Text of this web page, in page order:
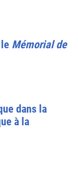
Mémorial de
dans la
à la